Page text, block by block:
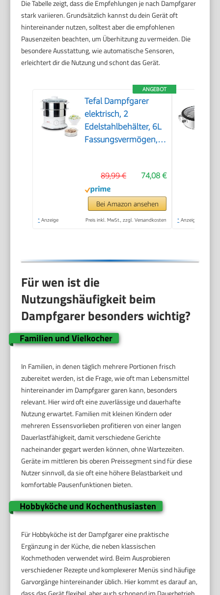
Die Tabelle zeigt, dass die Empfehlungen je nach Dampfgarer
stark variieren. Grundsätzlich kannst du dein Gerät oft
hintereinander nutzen, solltest aber die empfohlenen
Pausenzeiten beachten, um Überhitzung zu vermeiden. Die
besondere Ausstattung, wie automatische Sensoren,
erleichtert dir die Nutzung und schont das Gerät.
ANGEBOT
Tefal Dampfgarer
elektrisch, 2
Edelstahlbehälter, 6L
Fassungsvermögen,
Timer und
automatische
Abschaltung, 900W,
weiß, VC1451
74,08 €
89,99 €
Bei Amazon ansehen
* Anzeige Preis inkl. MwSt., zzgl. Versandkosten * Anzeige
Für wen ist die
Nutzungshäufigkeit beim
Dampfgarer besonders wichtig?
Familien und Vielkocher
In Familien, in denen täglich mehrere Portionen frisch
zubereitet werden, ist die Frage, wie oft man Lebensmittel
hintereinander im Dampfgarer garen kann, besonders
relevant. Hier wird oft eine zuverlässige und dauerhafte
Nutzung erwartet. Familien mit kleinen Kindern oder
mehreren Essensvorlieben profitieren von einer langen
Dauerlastfähigkeit, damit verschiedene Gerichte
nacheinander gegart werden können, ohne Wartezeiten.
Geräte im mittleren bis oberen Preissegment sind für diese
Nutzer sinnvoll, da sie oft eine höhere Belastbarkeit und
komfortable Pausenfunktionen bieten.
Hobbyköche und Kochenthusiasten
Für Hobbyköche ist der Dampfgarer eine praktische
Ergänzung in der Küche, die neben klassischen
Kochmethoden verwendet wird. Beim Ausprobieren
verschiedener Rezepte und komplexerer Menüs sind häufige
Garvorgänge hintereinander üblich. Hier kommt es darauf an,